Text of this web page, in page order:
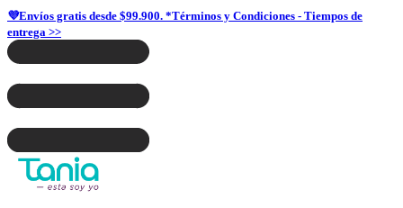
💜Envíos gratis desde $99.900. *Términos y Condiciones - Tiempos de
entrega >>